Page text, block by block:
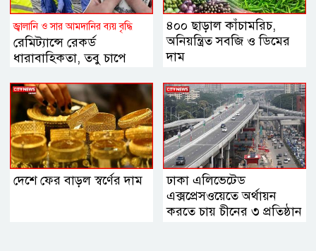
জ্বালানি ও সার আমদানির ব্যয় বৃদ্ধি
রেমিট্যান্সে রেকর্ড
ধারাবাহিকতা, তবু চাপে
৪০০ ছাড়াল কাঁচামরিচ,
অনিয়ন্ত্রিত সবজি ও ডিমের
দাম
দেশে ফের বাড়ল স্বর্ণের দাম
ঢাকা এলিভেটেড
এক্সপ্রেসওয়েতে অর্থায়ন
করতে চায় চীনের ৩ প্রতিষ্ঠান